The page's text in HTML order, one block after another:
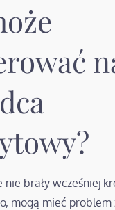
nie brały wcześniej
mogą mieć problem